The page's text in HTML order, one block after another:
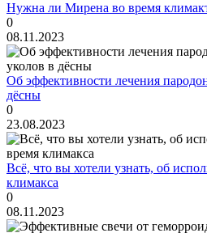
Нужна ли Мирена во время
0
08.11.2023
Об эффективности лечения
дёсны
0
23.08.2023
Всё, что вы хотели узнать, об
климакса
0
08.11.2023